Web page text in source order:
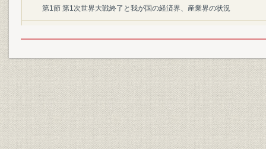
第1節 第1次世界大戦終了と我が国の経済界、産業界の状況
第3節 スペリー・ジャイロスコープ社との関係密接化
第4節 相次ぐ外国企業との提携
第5節 自社製品の開発進む
第6節 第1次世界大戦後の不況と災害の克服